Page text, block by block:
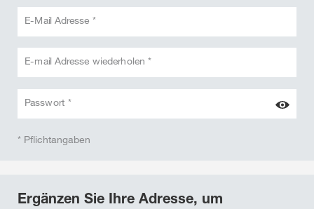
E-Mail Adresse *
E-mail Adresse wiederholen *
Passwort *
* Pflichtangaben
Ergänzen Sie Ihre Adresse, um